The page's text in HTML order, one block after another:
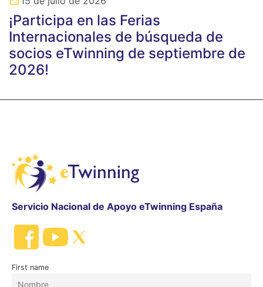
¡Participa en las Ferias
Internacionales de búsqueda de
socios eTwinning de septiembre de
2026!
Servicio Nacional de Apoyo eTwinning España
First name